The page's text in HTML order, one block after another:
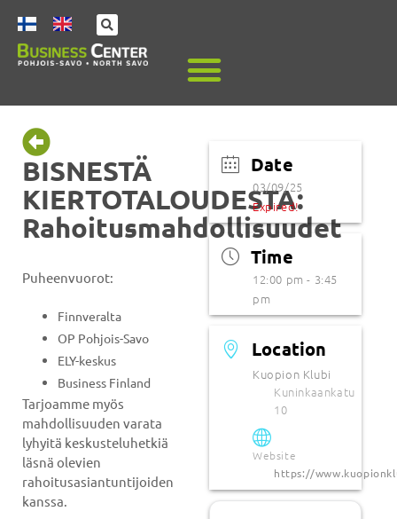
BISNESTÄ
KIERTOTALOUDESTA:
Rahoitusmahdollisuudet
Puheenvuorot:
Finnveralta
OP Pohjois-Savo
ELY-keskus
Business Finland
Tarjoamme myös
mahdollisuuden varata
lyhyitä keskusteluhetkiä
läsnä olevien
rahoitusasiantuntijoiden
kanssa.
Date
03/09/25
Expired!
Time
12:00 pm - 3:45
pm
Location
Kuopion Klubi
Kuninkaankatu
10
Website
https://